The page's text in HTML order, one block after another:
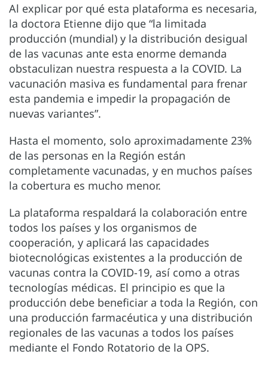
Al explicar por qué esta plataforma es necesaria,
la doctora Etienne dijo que “la limitada
producción (mundial) y la distribución desigual
de las vacunas ante esta enorme demanda
obstaculizan nuestra respuesta a la COVID. La
vacunación masiva es fundamental para frenar
esta pandemia e impedir la propagación de
nuevas variantes”.
Hasta el momento, solo aproximadamente 23%
de las personas en la Región están
completamente vacunadas, y en muchos países
la cobertura es mucho menor.
La plataforma respaldará la colaboración entre
todos los países y los organismos de
cooperación, y aplicará las capacidades
biotecnológicas existentes a la producción de
vacunas contra la COVID-19, así como a otras
tecnologías médicas. El principio es que la
producción debe beneficiar a toda la Región, con
una producción farmacéutica y una distribución
regionales de las vacunas a todos los países
mediante el Fondo Rotatorio de la OPS.